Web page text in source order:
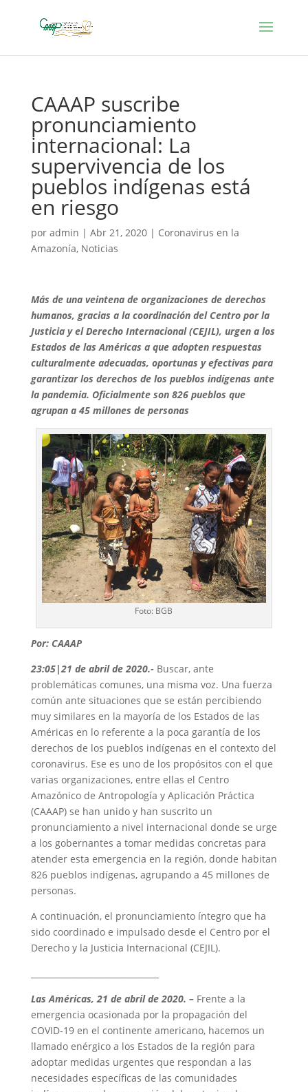
CAAAP suscribe
pronunciamiento
internacional: La
supervivencia de los
pueblos indígenas está
en riesgo
por admin | Abr 21, 2020| Coronavirus en la
Amazonía, Noticias
Más de una veintena de organizaciones de derechos
humanos, gracias a la coordinación del Centro por la
Justicia y el Derecho Internacional (CEJIL), urgen a los
Estados de las Américas a que adopten respuestas
culturalmente adecuadas, oportunas y efectivas para
garantizar los derechos de los pueblos indígenas ante
la pandemia. Oficialmente son 826 pueblos que
agrupan a 45 millones de personas
Foto: BGB
Por: CAAAP
23:05|21 de abril de 2020.- Buscar, ante
problemáticas comunes, una misma voz. Una fuerza
común ante situaciones que se están percibiendo
muy similares en la mayoría de los Estados de las
Américas en lo referente a la poca garantía de los
derechos de los pueblos indígenas en el contexto del
coronavirus. Ese es uno de los propósitos con el que
varias organizaciones, entre ellas el Centro
Amazónico de Antropología y Aplicación Práctica
(CAAAP) se han unido y han suscrito un
pronunciamiento a nivel internacional donde se urge
a los gobernantes a tomar medidas concretas para
atender esta emergencia en la región, donde habitan
826 pueblos indígenas, agrupando a 45 millones de
personas.
A continuación, el pronunciamiento íntegro que ha
sido coordinado e impulsado desde el Centro por el
Derecho y la Justicia Internacional (CEJIL).
Las Américas, 21 de abril de 2020. – Frente a la
emergencia ocasionada por la propagación del
COVID-19 en el continente americano, hacemos un
llamado enérgico a los Estados de la región para
adoptar medidas urgentes que respondan a las
necesidades específicas de las comunidades